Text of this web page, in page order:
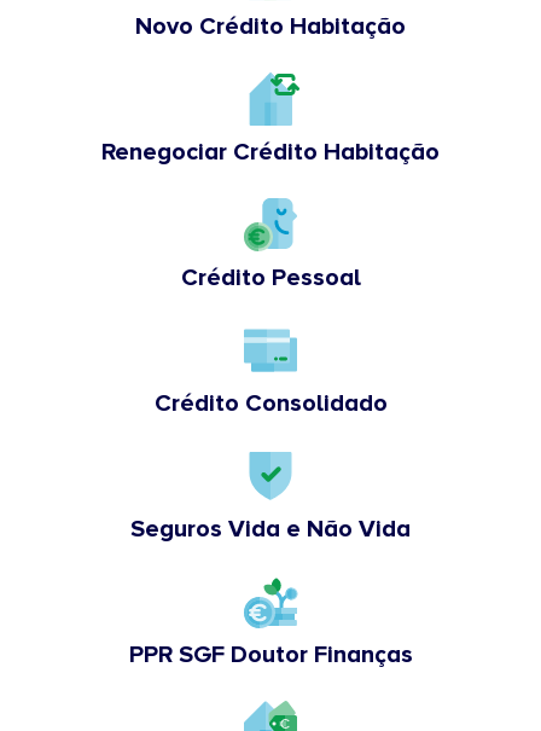
Novo Crédito Habitação
Renegociar Crédito Habitação
Crédito Pessoal
Crédito Consolidado
Seguros Vida e Não Vida
PPR SGF Doutor Finanças